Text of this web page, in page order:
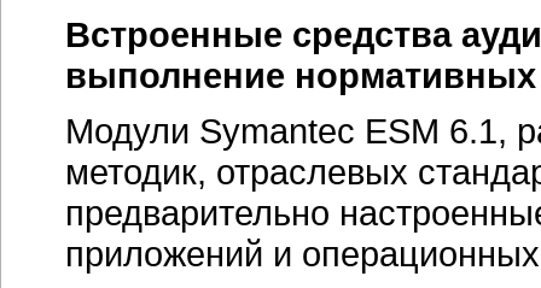
Встроенные средства
выполнение нормативных
Модули Symantec ESM 6.1,
методик, отраслевых
предварительно
приложений и